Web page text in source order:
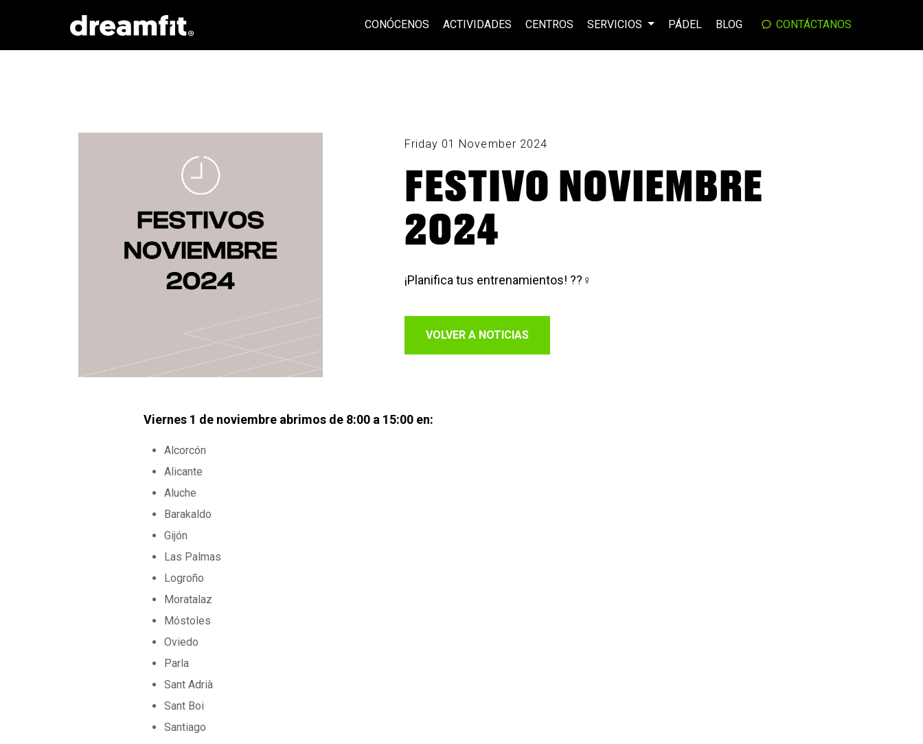
CONÓCENOS ACTIVIDADES CENTROS SERVICIOS PÁDEL BLOG CONTÁCTANOS
Friday 01 November 2024
FESTIVO NOVIEMBRE
2024
¡Planifica tus entrenamientos! ??‍♀️
VOLVER A NOTICIAS
Viernes 1 de noviembre abrimos de 8:00 a 15:00 en:
Alcorcón
Alicante
Aluche
Barakaldo
Gijón
Las Palmas
Logroño
Moratalaz
Móstoles
Oviedo
Parla
Sant Adrià
Sant Boi
Santiago